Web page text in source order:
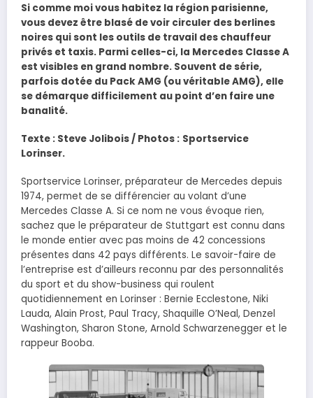
Si comme moi vous habitez la région parisienne,
vous devez être blasé de voir circuler des berlines
noires qui sont les outils de travail des chauffeur
privés et taxis. Parmi celles-ci, la Mercedes Classe A
est visibles en grand nombre. Souvent de série,
parfois dotée du Pack AMG (ou véritable AMG), elle
se démarque difficilement au point d’en faire une
banalité.
Texte : Steve Jolibois / Photos : Sportservice
Lorinser.
Sportservice Lorinser, préparateur de Mercedes depuis
1974, permet de se différencier au volant d’une
Mercedes Classe A. Si ce nom ne vous évoque rien,
sachez que le préparateur de Stuttgart est connu dans
le monde entier avec pas moins de 42 concessions
présentes dans 42 pays différents. Le savoir-faire de
l’entreprise est d’ailleurs reconnu par des personnalités
du sport et du show-business qui roulent
quotidiennement en Lorinser : Bernie Ecclestone, Niki
Lauda, Alain Prost, Paul Tracy, Shaquille O’Neal, Denzel
Washington, Sharon Stone, Arnold Schwarzenegger et le
rappeur Booba.